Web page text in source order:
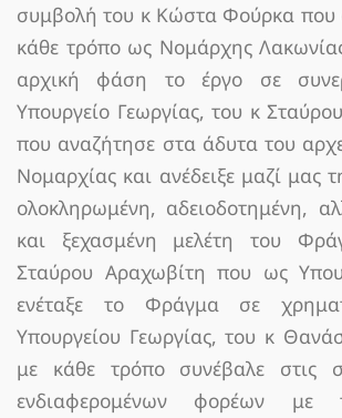
συμβολή του κ Κώστα Φούρκα που
κάθε τρόπο ως Νομάρχης
αρχική φάση το έργο σε
Υπουργείο Γεωργίας, του κ
που αναζήτησε στα άδυτα του
Νομαρχίας και ανέδειξε μαζί μας
ολοκληρωμένη, αδειοδοτημένη,
και ξεχασμένη μελέτη του
Σταύρου Αραχωβίτη που ως
ενέταξε το Φράγμα σε
Υπουργείου Γεωργίας, του κ
με κάθε τρόπο συνέβαλε στις
ενδιαφερομένων φορέων με